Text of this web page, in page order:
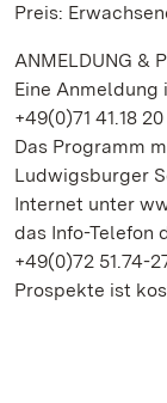
Preis:
ANMELDUNG &
Eine
+49(0)71 41.18
Das Programm
Ludwigsburger
Internet unter
das Info-Telefon
+49(0)72 51.74-
Prospekte ist